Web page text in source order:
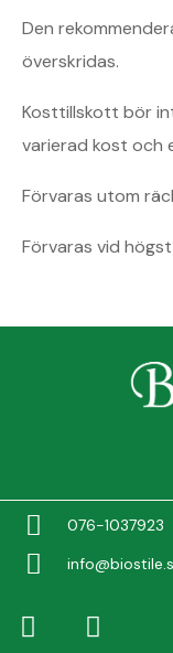
Den
överskridas.
Kosttillskott bör
varierad kost och
Förvaras utom
Förvaras vid
076-1037923